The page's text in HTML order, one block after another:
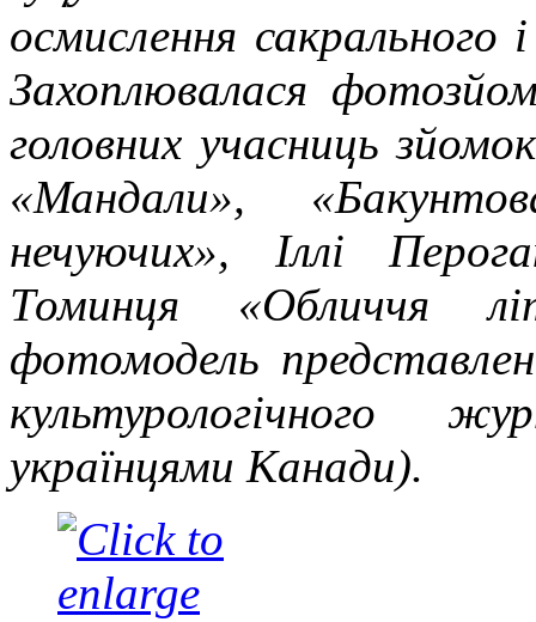
осмислення
Захоплювалася
головних учасниць
«Мандали»,
нечуючих», Іллі
Томинця «Обличчя
фотомодель
культурологічного
українцями Канади).